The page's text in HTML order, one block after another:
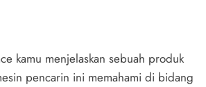
kamu menjelaskan sebuah produk
pencarin ini memahami di bidang